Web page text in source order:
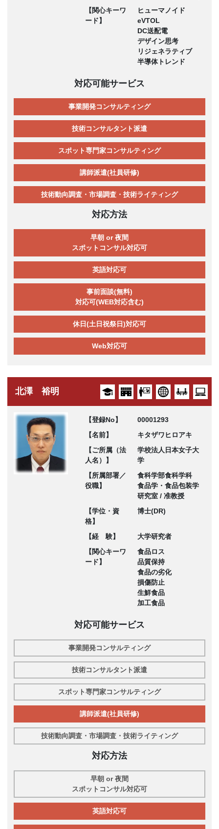
【関心キーワ
ード】
ヒューマノイド
eVTOL
DC送配電
デザイン思考
リジェネラティブ
半導体トレンド
対応可能サービス
事業開発コンサルティング
技術コンサルタント派遣
スポット専門家コンサルティング
講師派遣(社員研修)
技術動向調査・市場調査・技術ライティング
対応方法
早朝 or 夜間
スポットコンサル対応可
英語対応可
事前面談(無料)
対応可(WEB対応含む)
休日(土日祝祭日)対応可
Web対応可
北澤 裕明
【登録No】
00001293
【名前】
キタザワヒロアキ
【ご所属（法
人名）】
学校法人日本女子大
学
【所属部署／
役職】
食科学部食科学科
食品学・食品包装学
研究室 / 准教授
【学位・資
格】
博士(DR)
【経 験】
大学研究者
【関心キーワ
ード】
食品ロス
品質保持
食品の劣化
損傷防止
生鮮食品
加工食品
対応可能サービス
事業開発コンサルティング
技術コンサルタント派遣
スポット専門家コンサルティング
講師派遣(社員研修)
技術動向調査・市場調査・技術ライティング
対応方法
早朝 or 夜間
スポットコンサル対応可
英語対応可